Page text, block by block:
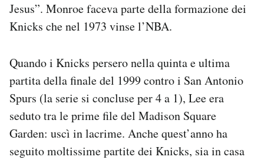
Jesus”. Monroe faceva parte della formazione dei
Knicks che nel 1973 vinse l’NBA.
Quando i Knicks persero nella quinta e ultima
partita della finale del 1999 contro i San Antonio
Spurs (la serie si concluse per 4 a 1), Lee era
seduto tra le prime file del Madison Square
Garden: uscì in lacrime. Anche quest’anno ha
seguito moltissime partite dei Knicks, sia in casa